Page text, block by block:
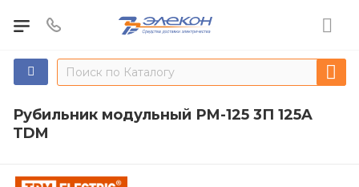
Рубильник модульный РМ-125 3П 125A
TDM